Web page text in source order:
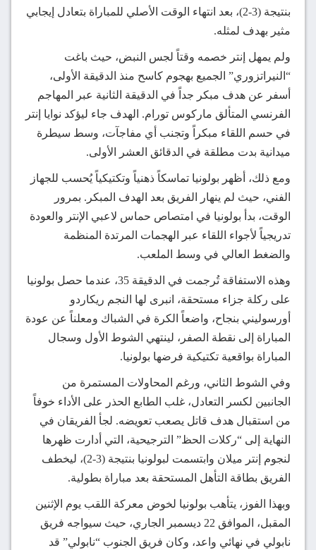
بنتيجة (3-2)، بعد انتهاء الوقت الأصلي للمباراة بتعادل إيجابي
مثير بهدف لمثله.
ولم يمهل إنتر خصمه وقتاً لجس النبض، حيث باغت
“النيراتزوري” الجميع بهجوم كاسح منذ الدقيقة الأولى،
أسفر عن هدف مبكر جداً في الدقيقة الثانية عبر المهاجم
الفرنسي المتألق ماركوس تورام. الهدف جاء ليؤكد نوايا إنتر
في حسم اللقاء مبكراً وتجنب أي مفاجآت، وسط سيطرة
ميدانية بدت مطلقة في الدقائق العشر الأولى.
ومع ذلك، أظهر بولونيا تماسكاً ذهنياً وتكتيكياً يُحسب للجهاز
الفني، حيث لم ينهار الفريق بعد الهدف المبكر. بمرور
الوقت، بدأ بولونيا في امتصاص حماس لاعبي الإنتر والعودة
تدريجياً لأجواء اللقاء عبر الهجمات المرتدة المنظمة
والضغط العالي في وسط الملعب.
وهذه الاستفاقة تُرجمت في الدقيقة 35، عندما حصل بولونيا
على ركلة جزاء مستحقة، انبرى لها النجم ريكاردو
أورسوليني بنجاح، واضعاً الكرة في الشباك ومعلناً عن عودة
المباراة إلى نقطة الصفر، لينتهي الشوط الأول وسجال
المباراة بواقعية تكتيكية فرضها بولونيا.
وفي الشوط الثاني، ورغم المحاولات المستمرة من
الجانبين لكسر التعادل، غلب الطابع الحذر على الأداء خوفاً
من استقبال هدف قاتل يصعب تعويضه. لجأ الفريقان في
النهاية إلى “ركلات الحظ” الترجيحية، التي أدارت ظهرها
لنجوم إنتر ميلان وابتسمت لبولونيا بنتيجة (3-2)، ليخطف
الفريق بطاقة التأهل المستحقة بعد مباراة بطولية.
وبهذا الفوز، يتأهب بولونيا لخوض معركة اللقب يوم الإثنين
المقبل، الموافق 22 ديسمبر الجاري، حيث سيواجه فريق
نابولي في نهائي واعد، وكان فريق الجنوب “نابولي” قد